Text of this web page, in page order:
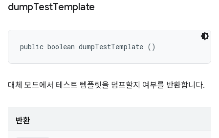
dumpTestTemplate
public boolean dumpTestTemplate ()
대체 모드에서 테스트 템플릿을 덤프할지 여부를 반환합니다.
반환